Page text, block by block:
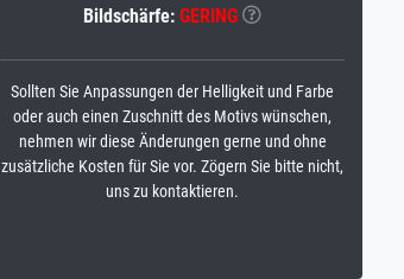
Bildschärfe: GERING
Sollten Sie Anpassungen der Helligkeit und Farbe
oder auch einen Zuschnitt des Motivs wünschen,
nehmen wir diese Änderungen gerne und ohne
zusätzliche Kosten für Sie vor. Zögern Sie bitte nicht,
uns zu kontaktieren.